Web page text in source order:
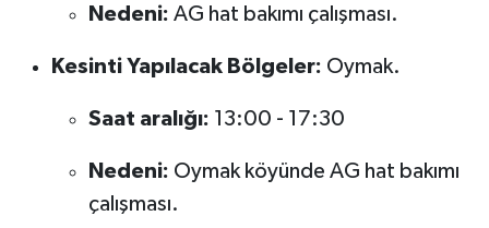
Nedeni: AG hat bakımı çalışması.
Kesinti Yapılacak Bölgeler: Oymak.
Saat aralığı: 13:00 - 17:30
Nedeni: Oymak köyünde AG hat bakımı
çalışması.